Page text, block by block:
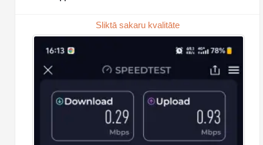
Sliktā sakaru kvalitāte